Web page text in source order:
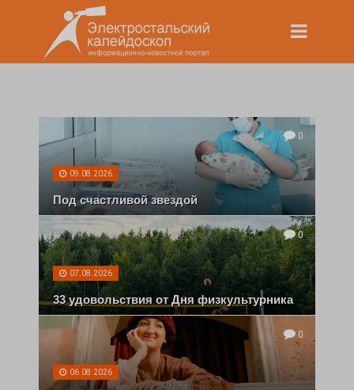
0
09.08.2026
Под счастливой звездой
0
07.08.2026
33 удовольствия от Дня физкультурника
0
06.08.2026